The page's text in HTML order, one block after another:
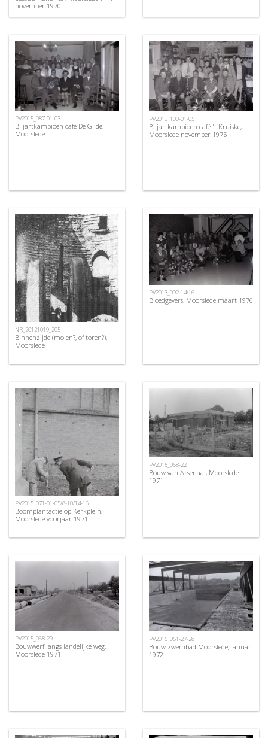
november 1970
PV2015_087-01-03
Biljartkampioen café De Gilde,
Moorslede
PV2013_100-01-05
Biljartkampioen café 't Kruiske,
Moorslede november 1975
NR_20121019_205
Binnenzijde (molen?, of toren?),
Moorslede
PV2013_092-14/16
Bloedgevers, Moorslede maart 1976
PV2015_071-01-05/8-10/14-16
Boomplantactie op Kerkplein,
Moorslede voorjaar 1971
PV2015_068-22
Bouw van Arsenaal, Moorslede
1971
PV2015_068-29
Bouwwerf langs landelijke weg,
Moorslede 1971
PV2015_051-27-28
Bouw zwembad Moorslede, januari
1972